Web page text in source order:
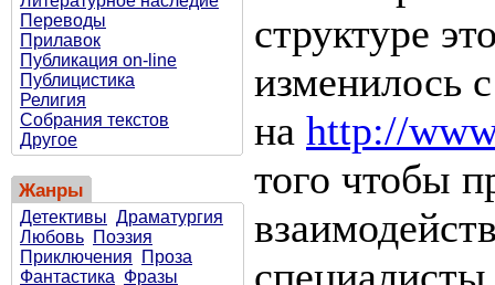
Переводы
Прилавок
Публикация on-line
Публицистика
Религия
Собрания текстов
Другое
Жанры
Детективы Драматургия
Любовь Поэзия
Приключения
Проза
Фантастика Фразы
структуре
изменилось
на http://
того чтобы